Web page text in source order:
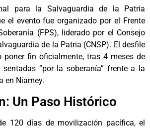
para la Salvaguardia de la Patria
el evento fue organizado por el Frente
(FPS), liderado por el Consejo
de la Patria (CNSP). El desfile
poner fin oficialmente, tras 4 meses de
“por la soberanía” frente a la
en Niamey.
Un Paso Histórico
120 días de movilización pacífica, el